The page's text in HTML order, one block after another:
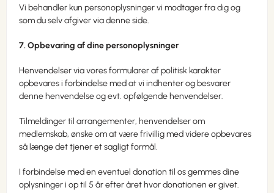
Vi behandler kun personoplysninger vi modtager fra dig og
som du selv afgiver via denne side.
7. Opbevaring af dine personoplysninger
Henvendelser via vores formularer af politisk karakter
opbevares i forbindelse med at vi indhenter og besvarer
denne henvendelse og evt. opfølgende henvendelser.
Tilmeldinger til arrangementer, henvendelser om
medlemskab, ønske om at være frivillig med videre opbevares
så længe det tjener et sagligt formål.
I forbindelse med en eventuel donation til os gemmes dine
oplysninger i op til 5 år efter året hvor donationen er givet.